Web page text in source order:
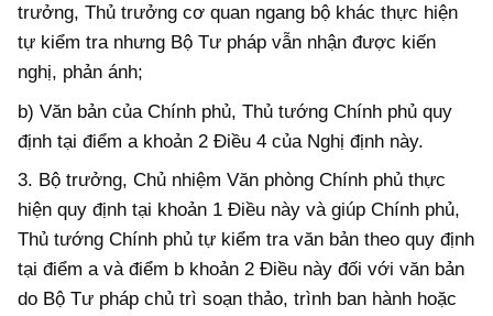
trưởng, Thủ trưởng cơ quan ngang bộ khác thực hiện
tự kiểm tra nhưng Bộ Tư pháp vẫn nhận được kiến
nghị, phản ánh;
b) Văn bản của Chính phủ, Thủ tướng Chính phủ quy
định tại điểm a khoản 2 Điều 4 của Nghị định này.
3. Bộ trưởng, Chủ nhiệm Văn phòng Chính phủ thực
hiện quy định tại khoản 1 Điều này và giúp Chính phủ,
Thủ tướng Chính phủ tự kiểm tra văn bản theo quy định
tại điểm a và điểm b khoản 2 Điều này đối với văn bản
do Bộ Tư pháp chủ trì soạn thảo, trình ban hành hoặc